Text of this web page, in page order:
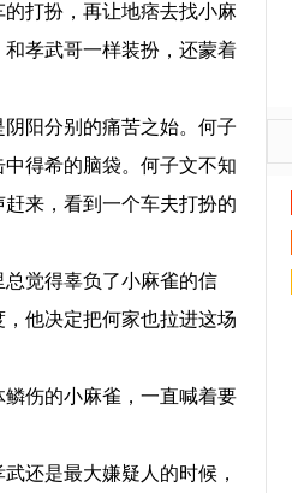
打扮，再让地痞去找小麻
孝武哥一样装扮，还蒙着
阳分别的痛苦之始。何子
得希的脑袋。何子文不知
来，看到一个车夫打扮的
觉得辜负了小麻雀的信
他决定把何家也拉进这场
伤的小麻雀，一直喊着要
还是最大嫌疑人的时候，